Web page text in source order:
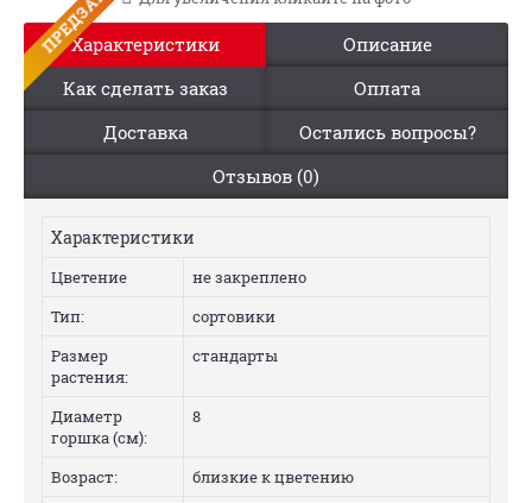
Характеристики
Описание
Как сделать заказ
Оплата
Доставка
Остались вопросы?
Отзывов (0)
Характеристики
Цветение
не закреплено
Тип:
сортовики
Размер
растения:
стандарты
Диаметр
горшка (см):
8
Возраст:
близкие к цветению